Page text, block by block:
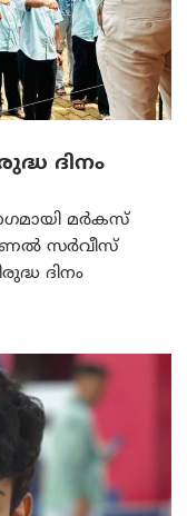
ദിനം
മർകസ്
സർവീസ്
ദിനം